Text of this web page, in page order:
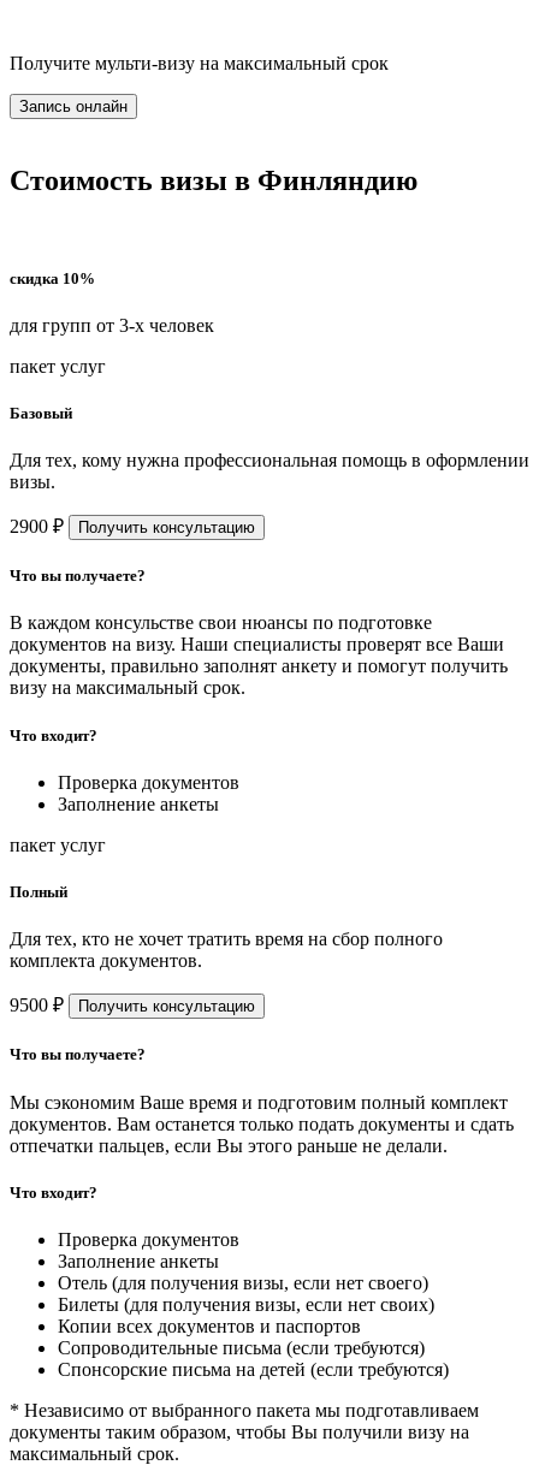
Получите мульти-визу на максимальный срок
Запись онлайн
Стоимость визы в Финляндию
скидка 10%
для групп от 3-х человек
пакет услуг
Базовый
Для тех, кому нужна профессиональная помощь в оформлении
визы.
2900 ₽ Получить консультацию
Что вы получаете?
В каждом консульстве свои нюансы по подготовке
документов на визу. Наши специалисты проверят все Ваши
документы, правильно заполнят анкету и помогут получить
визу на максимальный срок.
Что входит?
Проверка документов
Заполнение анкеты
пакет услуг
Полный
Для тех, кто не хочет тратить время на сбор полного
комплекта документов.
9500 ₽ Получить консультацию
Что вы получаете?
Мы сэкономим Ваше время и подготовим полный комплект
документов. Вам останется только подать документы и сдать
отпечатки пальцев, если Вы этого раньше не делали.
Что входит?
Проверка документов
Заполнение анкеты
Отель (для получения визы, если нет своего)
Билеты (для получения визы, если нет своих)
Копии всех документов и паспортов
Сопроводительные письма (если требуются)
Спонсорские письма на детей (если требуются)
* Независимо от выбранного пакета мы подготавливаем
документы таким образом, чтобы Вы получили визу на
максимальный срок.